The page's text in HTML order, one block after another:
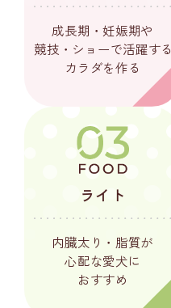
成長期・妊娠期や
競技・ショーで活躍する
カラダを作る
ライト
内臓太り・脂質が
心配な愛犬に
おすすめ